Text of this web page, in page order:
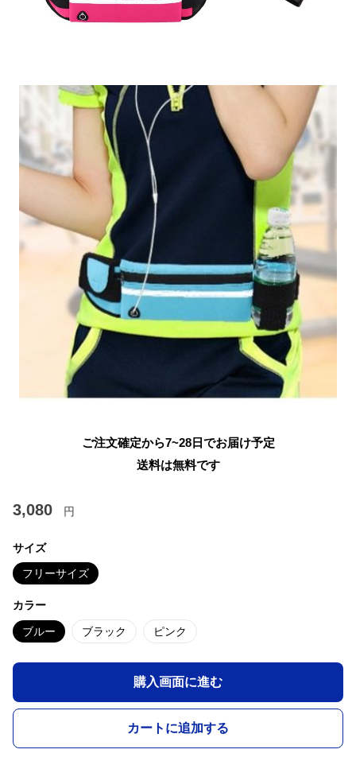
ご注文確定から7~28日でお届け予定
送料は無料です
3,080 円
サイズ
フリーサイズ
カラー
ブルー ブラック ピンク
購入画面に進む
カートに追加する